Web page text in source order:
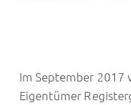
Im September 2017
Eigentümer